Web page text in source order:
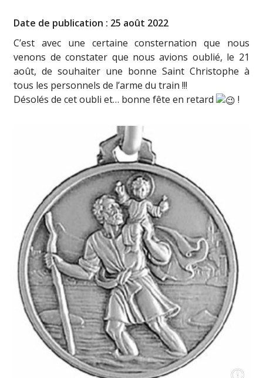
Date de publication : 25 août 2022
C’est avec une certaine consternation que nous
venons de constater que nous avions oublié, le 21
août, de souhaiter une bonne Saint Christophe à
tous les personnels de l’arme du train !!!
Désolés de cet oubli et… bonne fête en retard
!